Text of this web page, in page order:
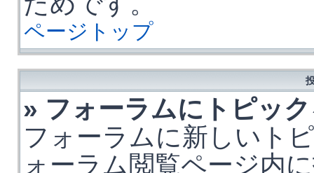
ページトップ
» フォーラムにトピッ
フォーラムに新しいト
ォーラム閲覧ページ内